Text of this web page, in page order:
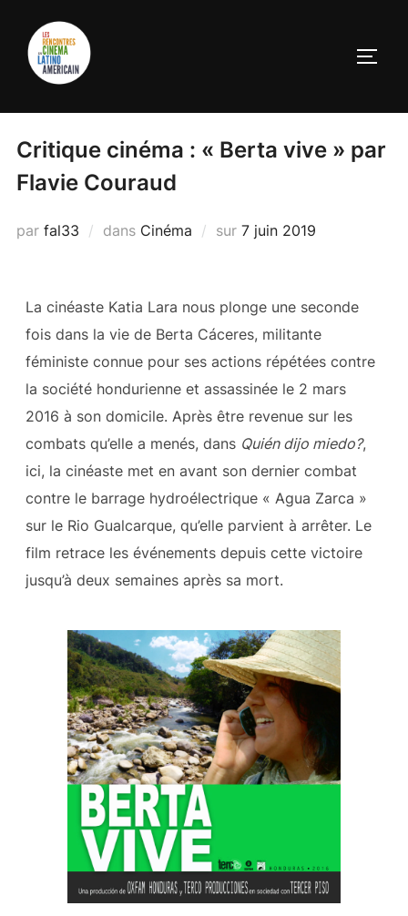
Critique cinéma : « Berta vive » par
Flavie Couraud
par fal33 dans Cinéma sur 7 juin 2019
La cinéaste Katia Lara nous plonge une seconde
fois dans la vie de Berta Cáceres, militante
féministe connue pour ses actions répétées contre
la société hondurienne et assassinée le 2 mars
2016 à son domicile. Après être revenue sur les
combats qu’elle a menés, dans Quién dijo miedo?,
ici, la cinéaste met en avant son dernier combat
contre le barrage hydroélectrique « Agua Zarca »
sur le Rio Gualcarque, qu’elle parvient à arrêter. Le
film retrace les événements depuis cette victoire
jusqu’à deux semaines après sa mort.